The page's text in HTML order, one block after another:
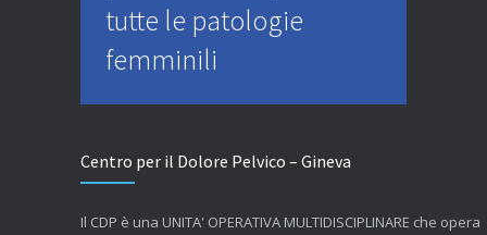
tutte le patologie
femminili
Centro per il Dolore Pelvico – Gineva
Il CDP è una UNITA' OPERATIVA MULTIDISCIPLINARE che opera